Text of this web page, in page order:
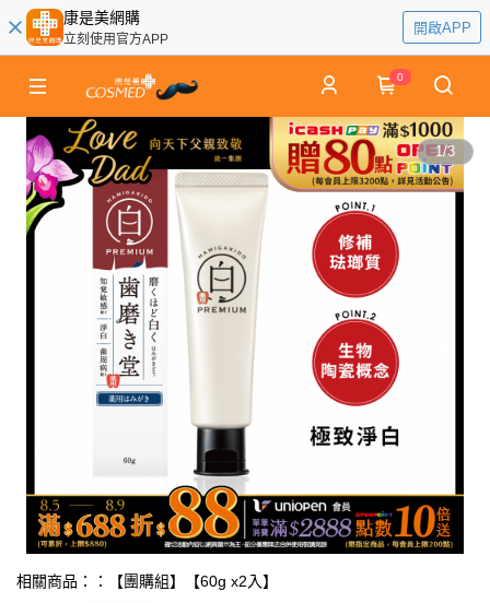
康是美網購
立刻使用官方APP
開啟APP
0
1/3
相關商品：：【團購組】【60g x2入】